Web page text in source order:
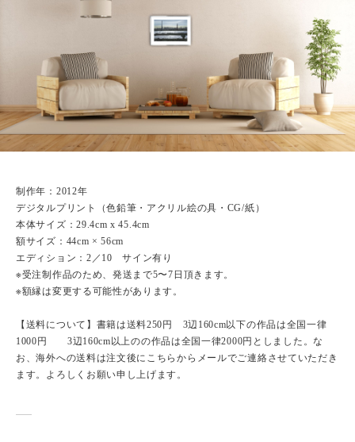
制作年：2012年
デジタルプリント（色鉛筆・アクリル絵の具・CG/紙）
本体サイズ：29.4cm x 45.4cm
額サイズ：44cm × 56cm
エディション：2／10 サイン有り
※受注制作品のため、発送まで5〜7日頂きます。
※額縁は変更する可能性があります。
【送料について】書籍は送料250円 3辺160cm以下の作品は全国一律
1000円 3辺160cm以上のの作品は全国一律2000円としました。な
お、海外への送料は注文後にこちらからメールでご連絡させていただき
ます。よろしくお願い申し上げます。